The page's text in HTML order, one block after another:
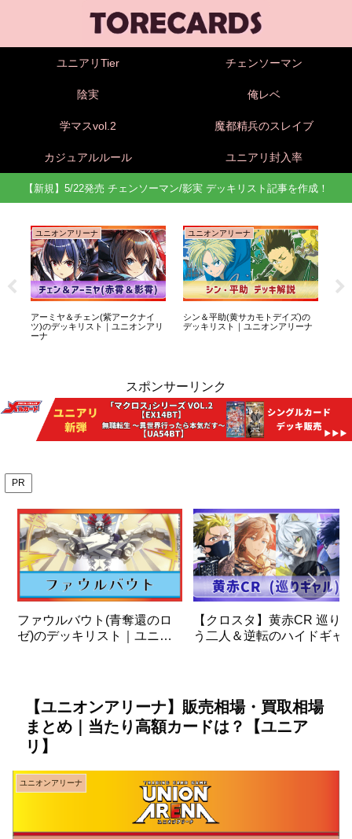
ユニアリTier チェンソーマン
陰実 俺レベ
学マスvol.2 魔都精兵のスレイブ
カジュアルルール ユニアリ封入率
【新規】5/22発売 チェンソーマン/影実 デッキリスト記事を作成！
ユニオンアリーナ
アーミヤ＆チェン(紫アークナイ
ツ)のデッキリスト｜ユニオンアリ
ーナ
ユニオンアリーナ
シン＆平助(黄サカモトデイズ)の
デッキリスト｜ユニオンアリーナ
スポンサーリンク
PR
ファウルバウト(青奪還のロ
ゼ)のデッキリスト｜ユニオ
【クロスタ】黄赤CR 巡り
う二人＆逆転のハイドギャ
【ユニオンアリーナ】販売相場・買取相場
まとめ｜当たり高額カードは？【ユニア
リ】
ユニオンアリーナ